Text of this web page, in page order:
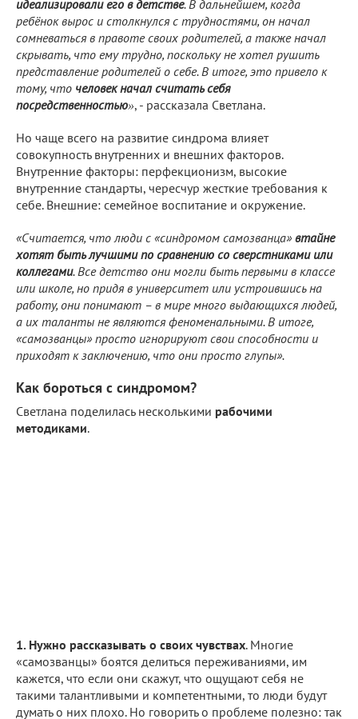
идеализировали его в детстве. В дальнейшем, когда
ребёнок вырос и столкнулся с трудностями, он начал
сомневаться в правоте своих родителей, а также начал
скрывать, что ему трудно, поскольку не хотел рушить
представление родителей о себе. В итоге, это привело к
тому, что человек начал считать себя
посредственностью», - рассказала Светлана.
Но чаще всего на развитие синдрома влияет
совокупность внутренних и внешних факторов.
Внутренние факторы: перфекционизм, высокие
внутренние стандарты, чересчур жесткие требования к
себе. Внешние: семейное воспитание и окружение.
«Считается, что люди с «синдромом самозванца» втайне
хотят быть лучшими по сравнению со сверстниками или
коллегами. Все детство они могли быть первыми в классе
или школе, но придя в университет или устроившись на
работу, они понимают – в мире много выдающихся людей,
а их таланты не являются феноменальными. В итоге,
«самозванцы» просто игнорируют свои способности и
приходят к заключению, что они просто глупы».
Как бороться с синдромом?
Светлана поделилась несколькими рабочими
методиками.
1. Нужно рассказывать о своих чувствах. Многие
«самозванцы» боятся делиться переживаниями, им
кажется, что если они скажут, что ощущают себя не
такими талантливыми и компетентными, то люди будут
думать о них плохо. Но говорить о проблеме полезно: так